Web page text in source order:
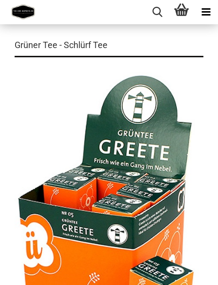
Grüner Tee - Schlürf Tee